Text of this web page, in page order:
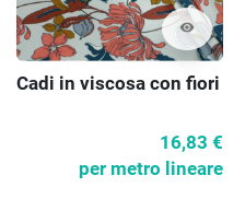
visibility
Cadi in viscosa con fiori
16,83 €
per metro lineare